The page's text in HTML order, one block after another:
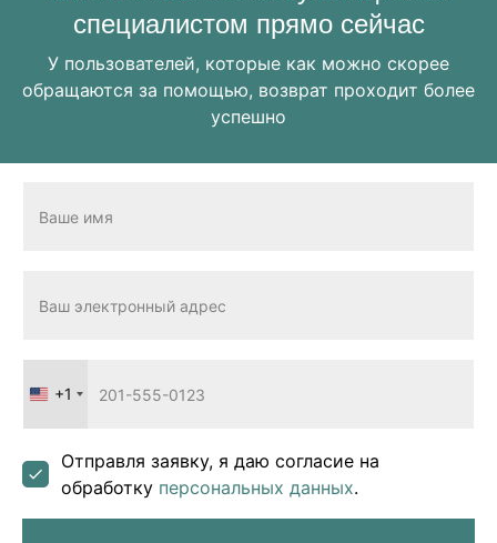
специалистом прямо сейчас
У пользователей, которые как можно скорее
обращаются за помощью, возврат проходит более
успешно
United
+1
Отправля заявку, я даю согласие на
обработку персональных данных.